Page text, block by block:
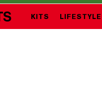
KITS LIFESTYLE